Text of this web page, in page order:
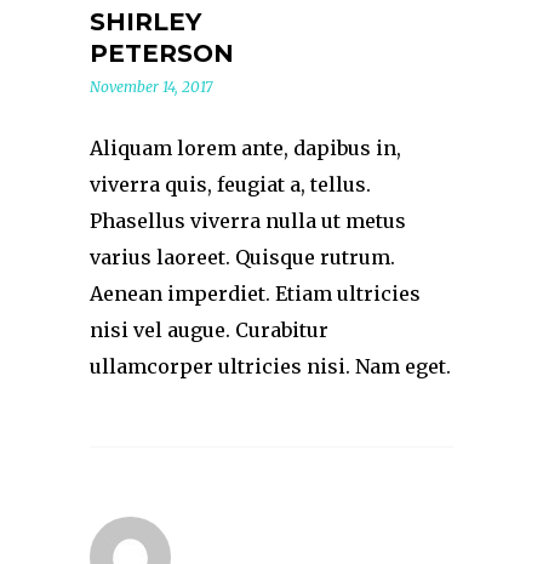
SHIRLEY
PETERSON
November 14, 2017
Aliquam lorem ante, dapibus in,
viverra quis, feugiat a, tellus.
Phasellus viverra nulla ut metus
varius laoreet. Quisque rutrum.
Aenean imperdiet. Etiam ultricies
nisi vel augue. Curabitur
ullamcorper ultricies nisi. Nam eget.